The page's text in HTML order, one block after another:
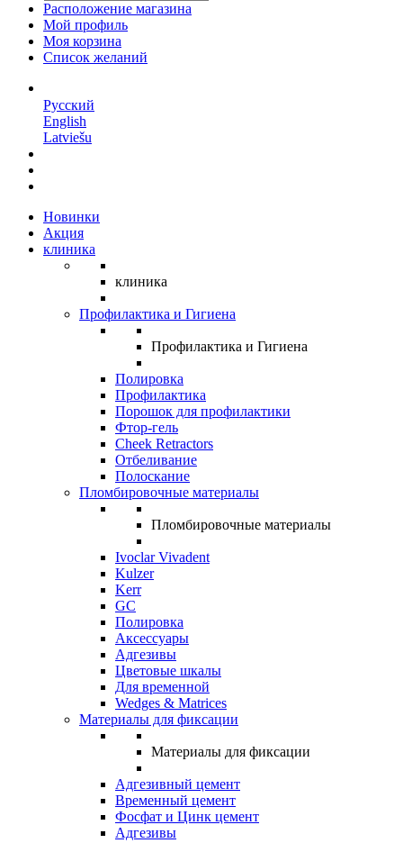
Расположение магазина
Мой профиль
Моя корзина
Список желаний
Русский
English
Latviešu
Новинки
Акция
клиника
клиника
Профилактика и Гигиена
Профилактика и Гигиена
Полировка
Профилактика
Порошок для профилактики
Фтор-гель
Cheek Retractors
Отбеливание
Полоскание
Пломбировочные материалы
Пломбировочные материалы
Ivoclar Vivadent
Kulzer
Kerr
GC
Полировка
Аксессуары
Адгезивы
Цветовые шкалы
Для временной
Wedges & Matrices
Материалы для фиксации
Материалы для фиксации
Адгезивный цемент
Временный цемент
Фосфат и Цинк цемент
Адгезивы